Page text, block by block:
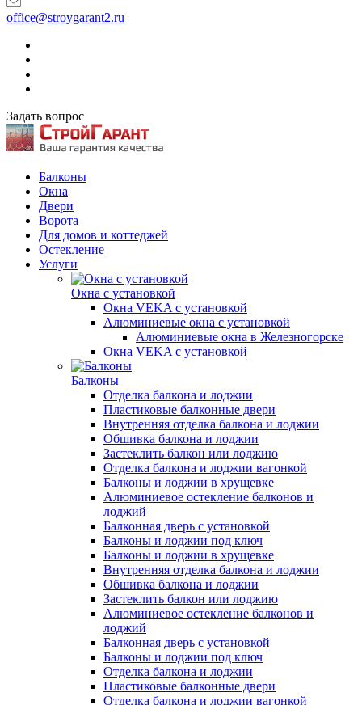
office@stroygarant2.ru
Задать вопрос
Балконы
Окна
Двери
Ворота
Для домов и коттеджей
Остекление
Услуги
Окна с установкой
Окна VEKA с установкой
Алюминиевые окна с установкой
Алюминиевые окна в Железногорске
Окна VEKA с установкой
Балконы
Отделка балкона и лоджии
Пластиковые балконные двери
Внутренняя отделка балкона и лоджии
Обшивка балкона и лоджии
Застеклить балкон или лоджию
Отделка балкона и лоджии вагонкой
Балконы и лоджии в хрущевке
Алюминиевое остекление балконов и
лоджий
Балконная дверь с установкой
Балконы и лоджии под ключ
Балконы и лоджии в хрущевке
Внутренняя отделка балкона и лоджии
Обшивка балкона и лоджии
Застеклить балкон или лоджию
Алюминиевое остекление балконов и
лоджий
Балконная дверь с установкой
Балконы и лоджии под ключ
Отделка балкона и лоджии
Пластиковые балконные двери
Отделка балкона и лоджии вагонкой